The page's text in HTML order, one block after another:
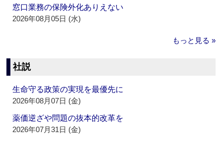
窓口業務の保険外化ありえない
2026年08月05日 (水)
もっと見る »
社説
生命守る政策の実現を最優先に
2026年08月07日 (金)
薬価逆ざや問題の抜本的改革を
2026年07月31日 (金)